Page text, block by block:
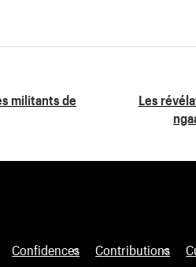
militants de
Les
Confidences Contributions